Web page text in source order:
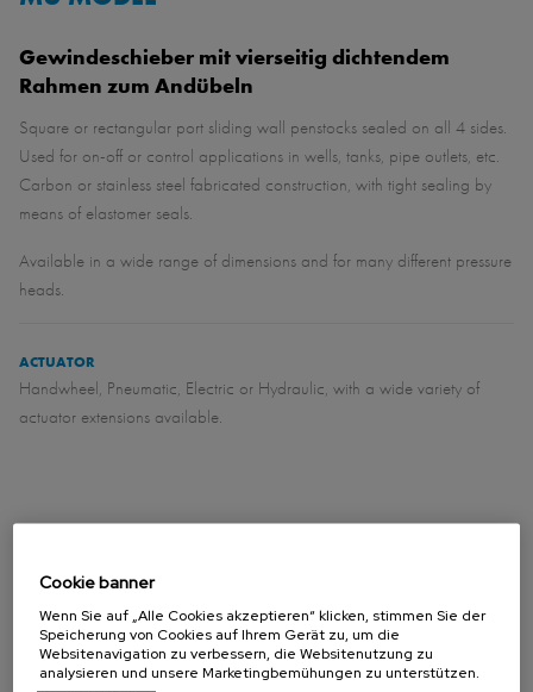
Gewindeschieber mit vierseitig dichtendem
Rahmen zum Andübeln
Square or rectangular port sliding wall penstocks sealed on all 4 sides.
Used for on-off or control applications in wells, tanks, pipe outlets, etc.
Carbon or stainless steel fabricated construction, with tight sealing by
means of elastomer seals.
Available in a wide range of dimensions and for many different pressure
heads.
ACTUATOR
Handwheel, Pneumatic, Electric or Hydraulic, with a wide variety of
actuator extensions available.
DOWNLOADS
MU - Wall penstock (DIN 19569-4 / BS 7775) (Kataloge)
PDF - 1,021.37 KB
MU - Slide gate (AWWA C561) (Kataloge)
PDF - 1.59 MB
Cookie banner
Wenn Sie auf „Alle Cookies akzeptieren“ klicken, stimmen Sie der
Speicherung von Cookies auf Ihrem Gerät zu, um die
Websitenavigation zu verbessern, die Websitenutzung zu
analysieren und unsere Marketingbemühungen zu unterstützen.